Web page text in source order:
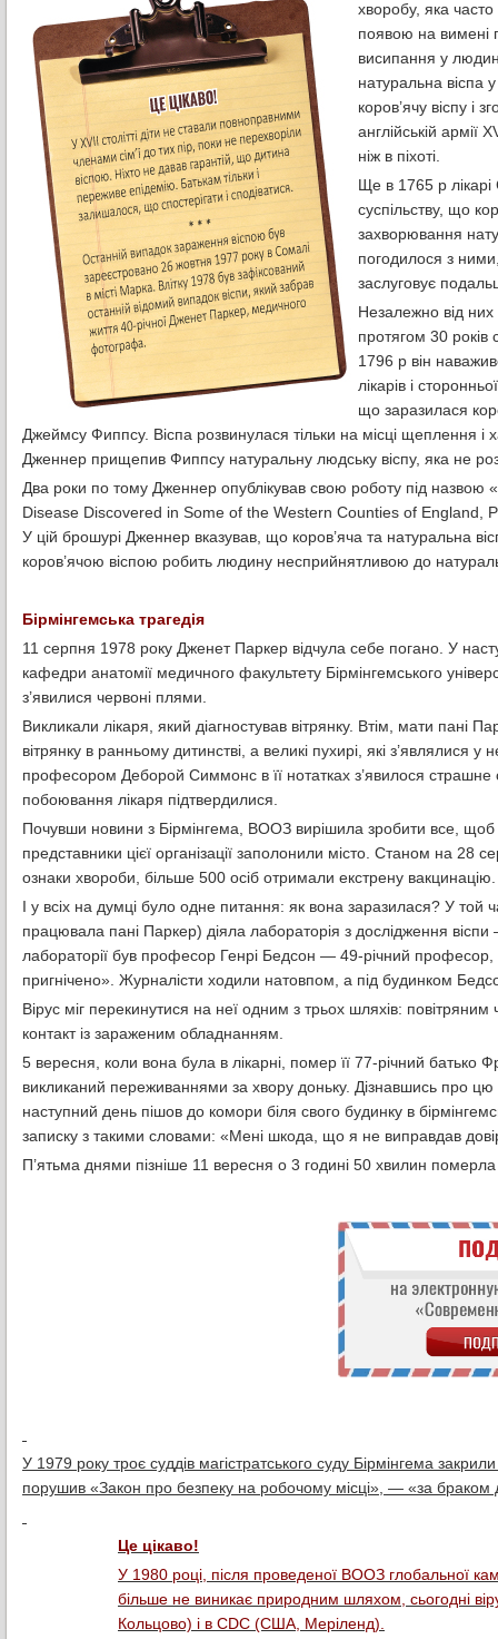
хворобу, яка часто
появою на вимені
висипання у
натуральна віспа
коров’ячу віспу і
англійській армії
ніж в піхоті.
Ще в 1765 р
суспільству, що
захворювання
погодилося з
заслуговує
Незалежно від них
протягом 30 років
1796 р він
лікарів і
що заразилася
Джеймсу Фиппсу. Віспа розвинулася тільки на місці щеплення
Дженнер прищепив Фиппсу натуральну людську віспу, яка не
Два роки по тому Дженнер опублікував свою роботу під
Disease Discovered in Some of the Western Counties of England,
У цій брошурі Дженнер вказував, що коров’яча та натуральна
коров’ячою віспою робить людину несприйнятливою до
Бірмінгемська трагедія
11 серпня 1978 року Дженет Паркер відчула себе погано. У
кафедри анатомії медичного факультету Бірмінгемського
з’явилися червоні плями.
Викликали лікаря, який діагностував вітрянку. Втім, мати пані
вітрянку в ранньому дитинстві, а великі пухирі, які з’являлися
професором Деборой Симмонс в її нотатках з’явилося страшне
побоювання лікаря підтвердилися.
Почувши новини з Бірмінгема, ВООЗ вирішила зробити все, щоб
представники цієї організації заполонили місто. Станом на 28
ознаки хвороби, більше 500 осіб отримали екстрену вакцинацію.
І у всіх на думці було одне питання: як вона заразилася? У той
працювала пані Паркер) діяла лабораторія з дослідження
лабораторії був професор Генрі Бедсон — 49-річний професор,
пригнічено». Журналісти ходили натовпом, а під будинком
Вірус міг перекинутися на неї одним з трьох шляхів:
контакт із зараженим обладнанням.
5 вересня, коли вона була в лікарні, помер її 77-річний
викликаний переживаннями за хвору доньку. Дізнавшись про
наступний день пішов до комори біля свого будинку в
записку з такими словами: «Мені шкода, що я не виправдав
П’ятьма днями пізніше 11 вересня о 3 годині 50 хвилин
У 1979 року троє суддів магістратського суду Бірмінгема
порушив «Закон про безпеку на робочому місці», — «за
Це цікаво!
У 1980 році, після проведеної ВООЗ глобальної
більше не виникає природним шляхом, сьогодні
Кольцово) і в CDC (США, Меріленд).